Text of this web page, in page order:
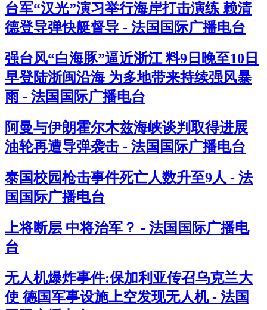
台军“汉光”演习举行海岸打击演练 赖清
德登导弹快艇督导 - 法国国际广播电台
强台风“白海豚”逼近浙江 料9日晚至10日
早登陆浙闽沿海 为多地带来持续强风暴
雨 - 法国国际广播电台
阿曼与伊朗霍尔木兹海峡谈判取得进展
油轮再遭导弹袭击 - 法国国际广播电台
泰国校园枪击事件死亡人数升至9人 - 法
国国际广播电台
上将断层 中将治军？ - 法国国际广播电
台
无人机爆炸事件:保加利亚传召乌克兰大
使 德国军事设施上空发现无人机 - 法国